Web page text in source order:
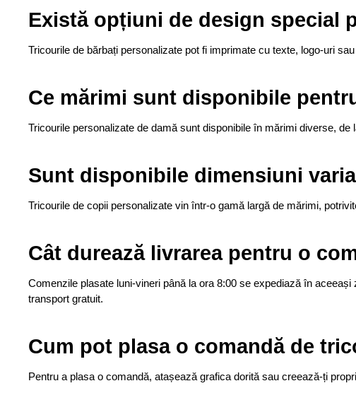
Există opțiuni de design special
Tricourile de bărbați personalizate pot fi imprimate cu texte, logo-uri
Ce mărimi sunt disponibile
Tricourile personalizate de damă sunt disponibile în mărimi diverse, de
Sunt disponibile dimensiuni
Tricourile de copii personalizate vin într-o gamă largă de mărimi,
Cât durează livrarea pentru o
Comenzile plasate luni-vineri până la ora 8:00 se expediază în
transport gratuit.
Cum pot plasa o comandă de
Pentru a plasa o comandă, atașează grafica dorită sau creează-ți